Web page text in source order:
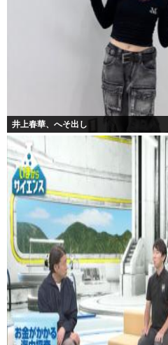
井上春華、へそ出し